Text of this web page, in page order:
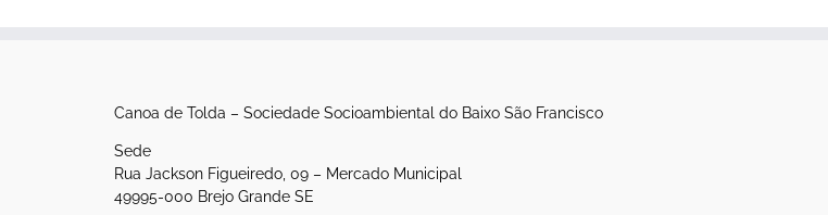
Canoa de Tolda – Sociedade Socioambiental do Baixo São Francisco
Sede
Rua Jackson Figueiredo, 09 – Mercado Municipal
49995-000 Brejo Grande SE